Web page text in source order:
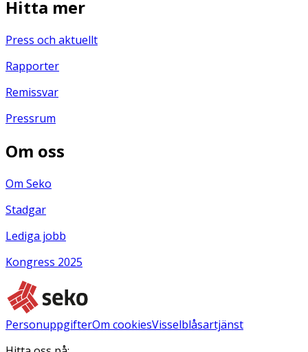
Hitta mer
Press och aktuellt
Rapporter
Remissvar
Pressrum
Om oss
Om Seko
Stadgar
Lediga jobb
Kongress 2025
PersonuppgifterOm cookiesVisselblåsartjänst